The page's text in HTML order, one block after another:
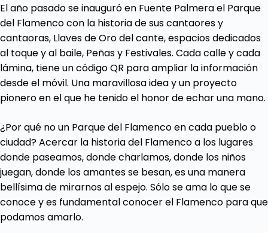
El año pasado se inauguró en Fuente Palmera el Parque
del Flamenco con la historia de sus cantaores y
cantaoras, Llaves de Oro del cante, espacios dedicados
al toque y al baile, Peñas y Festivales. Cada calle y cada
lámina, tiene un código QR para ampliar la información
desde el móvil. Una maravillosa idea y un proyecto
pionero en el que he tenido el honor de echar una mano.
¿Por qué no un Parque del Flamenco en cada pueblo o
ciudad? Acercar la historia del Flamenco a los lugares
donde paseamos, donde charlamos, donde los niños
juegan, donde los amantes se besan, es una manera
bellísima de mirarnos al espejo. Sólo se ama lo que se
conoce y es fundamental conocer el Flamenco para que
podamos amarlo.